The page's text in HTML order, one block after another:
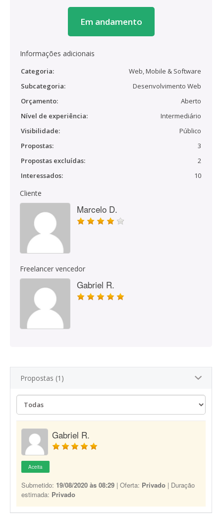
Em andamento
Informações adicionais
Categoria:
Web, Mobile & Software
Subcategoria:
Desenvolvimento Web
Orçamento:
Aberto
Nível de experiência:
Intermediário
Visibilidade:
Público
Propostas:
3
Propostas excluídas:
2
Interessados:
10
Cliente
Marcelo D.
Freelancer vencedor
Gabriel R.
Propostas (1)
Gabriel R.
Aceita
Submetido: 19/08/2020 às 08:29 | Oferta: Privado | Duração
estimada: Privado